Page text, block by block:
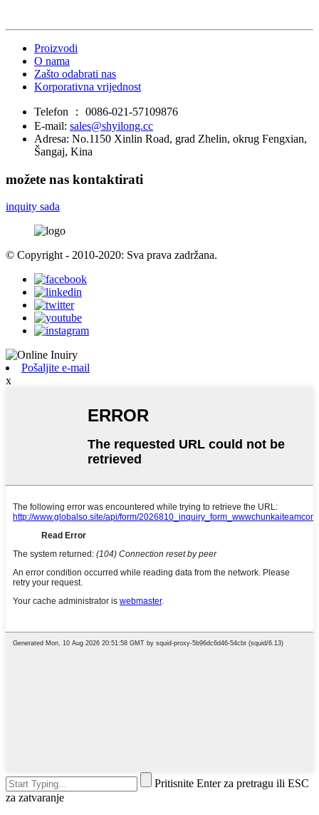
Proizvodi
O nama
Zašto odabrati nas
Korporativna vrijednost
Telefon ：
0086-021-57109876
E-mail: sales@shyilong.cc
Adresa: No.1150 Xinlin Road, grad Zhelin, okrug Fengxian,
Šangaj, Kina
možete nas kontaktirati
inquity sada
© Copyright - 2010-2020: Sva prava zadržana.
Pošaljite e-mail
x
Pritisnite Enter za pretragu ili ESC
za zatvaranje